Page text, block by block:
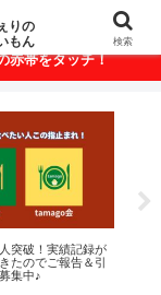
満載！
赤帯をタッチ！
突破！実績記録が
たのでご報告＆引
集中♪
りの
もん
検索